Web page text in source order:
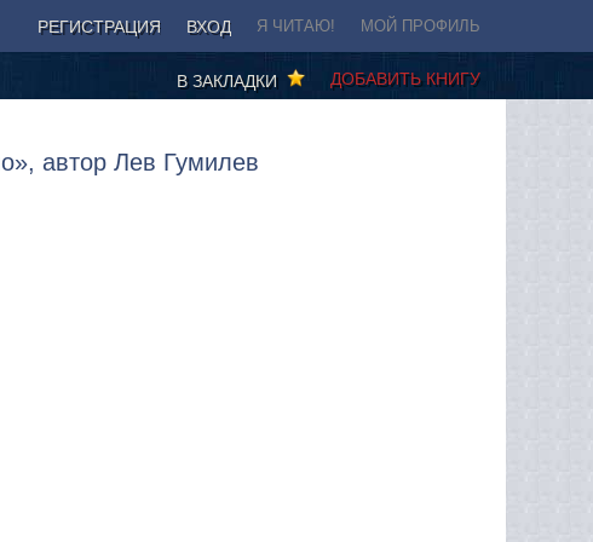
РЕГИСТРАЦИЯ ВХОД Я ЧИТАЮ! МОЙ ПРОФИЛЬ
ДОБАВИТЬ КНИГУ
В ЗАКЛАДКИ
автор Лев Гумилев